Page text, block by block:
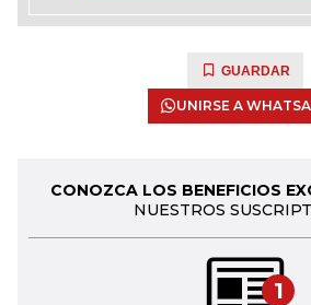
GUARDAR
UNIRSE A
CONOZCA LOS BENEFICIOS
NUESTROS
1